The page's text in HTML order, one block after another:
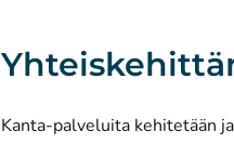
Kanta-palveluita kehitetään